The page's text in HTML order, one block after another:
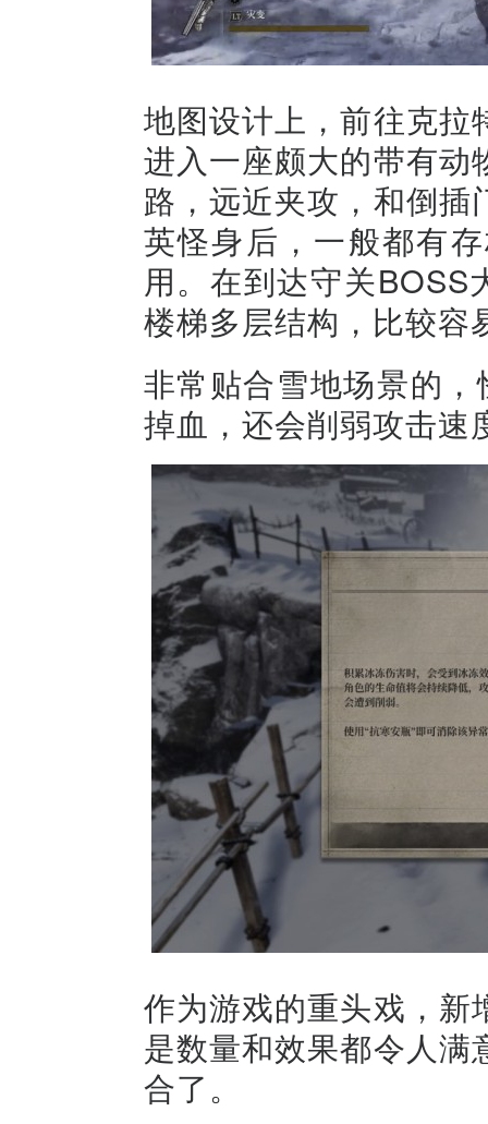
地图设计上，前往克
进入一座颇大的带有
路，远近夹攻，和倒
英怪身后，一般都有
用。在到达守关BOSS
楼梯多层结构，比较容
非常贴合雪地场景的
掉血，还会削弱攻击速
作为游戏的重头戏，
是数量和效果都令人
合了。